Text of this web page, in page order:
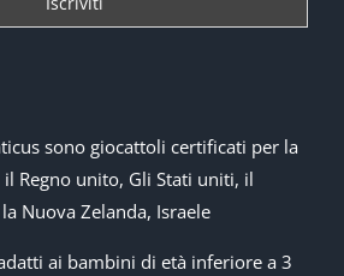
sono giocattoli certificati per la
Regno unito, Gli Stati uniti, il
Nuova Zelanda, Israele
ai bambini di età inferiore a 3